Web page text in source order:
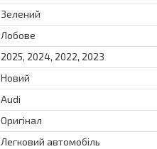
Зелений
Лобове
2025, 2024, 2022, 2023
Новий
Audi
Оригінал
Легковий автомобіль